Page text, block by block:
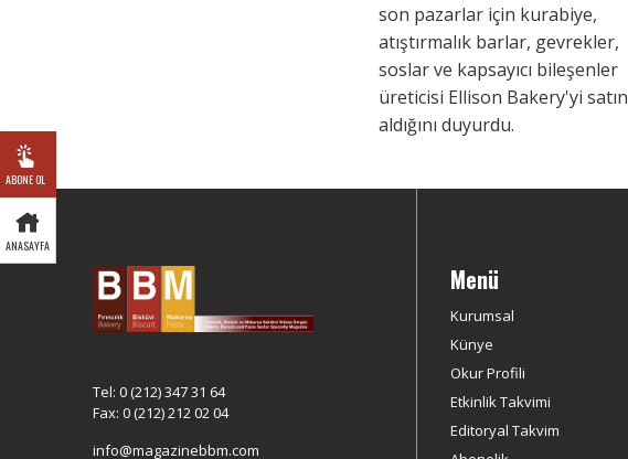
ABONE OL
ANASAYFA
son pazarlar için kurabiye,
atıştırmalık barlar, gevrekler,
soslar ve kapsayıcı bileşenler
üreticisi Ellison Bakery'yi satın
aldığını duyurdu.
Tel: 0 (212) 347 31 64
Fax: 0 (212) 212 02 04
info@magazinebbm.com
Menü
Kurumsal
Künye
Okur Profili
Etkinlik Takvimi
Editoryal Takvim